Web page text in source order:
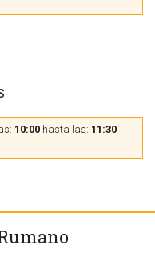
10:00 hasta las: 11:30